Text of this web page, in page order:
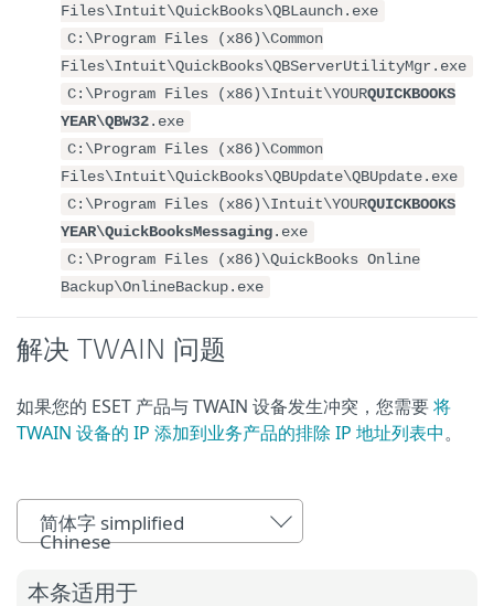
Files\Intuit\QuickBooks\QBLaunch.exe
C:\Program Files (x86)\Common
Files\Intuit\QuickBooks\QBServerUtilityMgr.exe
C:\Program Files (x86)\Intuit\YOURQUICKBOOKS
YEAR\QBW32.exe
C:\Program Files (x86)\Common
Files\Intuit\QuickBooks\QBUpdate\QBUpdate.exe
C:\Program Files (x86)\Intuit\YOURQUICKBOOKS
YEAR\QuickBooksMessaging.exe
C:\Program Files (x86)\QuickBooks Online
Backup\OnlineBackup.exe
解决 TWAIN 问题
如果您的 ESET 产品与 TWAIN 设备发生冲突，您需要将
TWAIN 设备的 IP 添加到业务产品的排除 IP 地址列表中。
简体字 simplified
Chinese
本条适用于